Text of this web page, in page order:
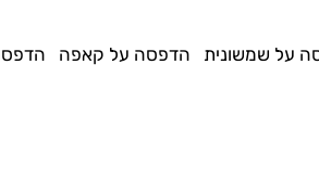
על שמשונית הדפסה על קאפה